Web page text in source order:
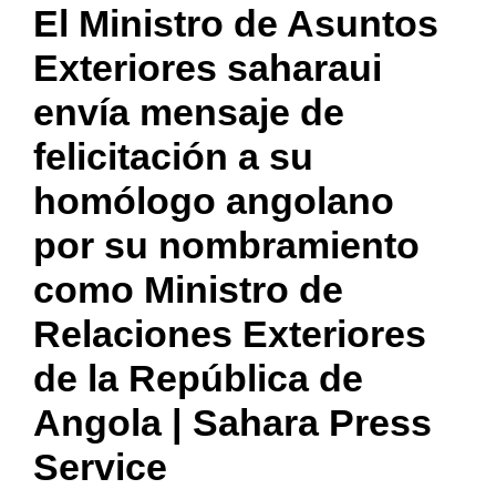
El Ministro de Asuntos
Exteriores saharaui
envía mensaje de
felicitación a su
homólogo angolano
por su nombramiento
como Ministro de
Relaciones Exteriores
de la República de
Angola | Sahara Press
Service